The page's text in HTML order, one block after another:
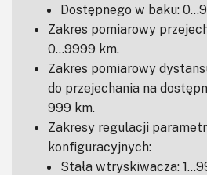
Dostępnego w baku:
Zakres pomiarowy
0…9999 km.
Zakres pomiarowy
do przejechania na
999 km.
Zakresy regulacji
konfiguracyjnych:
Stała wtryskiwacza: